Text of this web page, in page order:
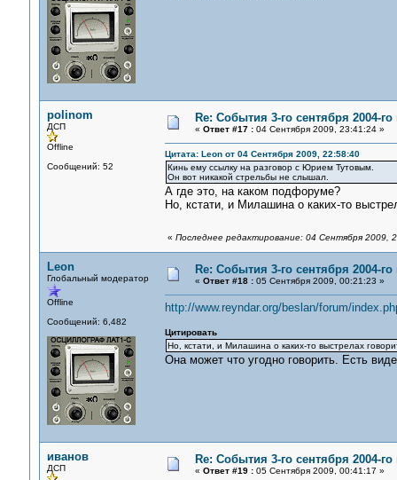
polinom
ДСП
Offline
Сообщений: 52
Re: События 3-го сентября 2004-
« Ответ #17 :04 Сентября 2009, 23:41:24 »
Цитата: Leon от 04 Сентября 2009, 22:58:40
Кинь ему ссылку на разговор с Юрием Тутовым.
Он вот никакой стрельбы не слышал.
А где это, на каком подфоруме?
Но, кстати, и Милашина о каких-то
« Последнее редактирование: 04 Сентября 2009,
Leon
Глобальный модератор
Offline
Сообщений: 6,482
Re: События 3-го сентября 2004-
« Ответ #18 :05 Сентября 2009, 00:21:23 »
http://www.reyndar.org/beslan/forum/
Цитировать
Но, кстати, и Милашина о каких-то выстрелах
Она может что угодно говорить. Есть
иванов
ДСП
Re: События 3-го сентября 2004-
« Ответ #19 :05 Сентября 2009, 00:41:17 »